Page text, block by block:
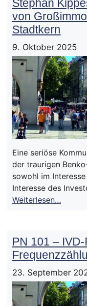
Stephan
von
Stadtkern
9. Oktober 2025
Eine seriöse
der traurigen
sowohl im
Interesse des
Weiterlesen…
PN 101 –
23. September